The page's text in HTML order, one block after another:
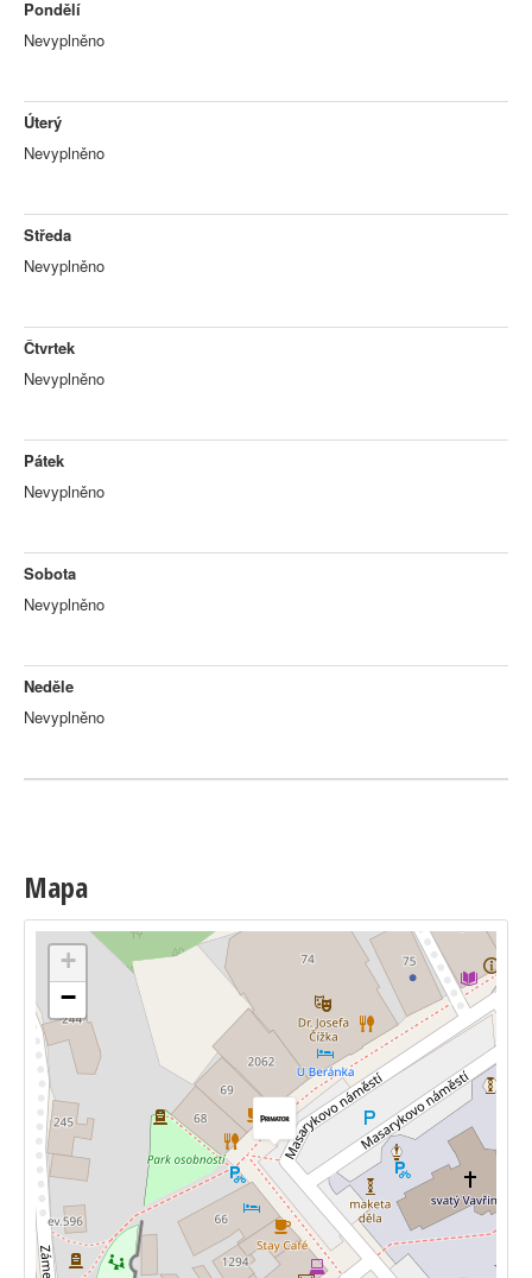
Pondělí
Nevyplněno
Úterý
Nevyplněno
Středa
Nevyplněno
Čtvrtek
Nevyplněno
Pátek
Nevyplněno
Sobota
Nevyplněno
Neděle
Nevyplněno
Mapa
+
−